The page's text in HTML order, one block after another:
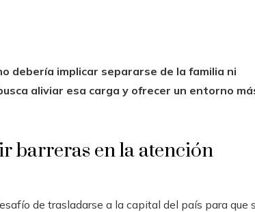
debería implicar separarse de la familia ni
aliviar esa carga y ofrecer un entorno
barreras en la atención
de trasladarse a la capital del país para que